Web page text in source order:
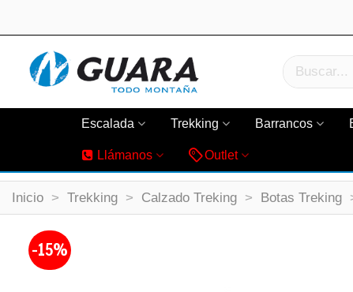
Escalada Trekking Barrancos
Llámanos Outlet
Inicio > Trekking > Calzado Treking > Botas Treking
-15%